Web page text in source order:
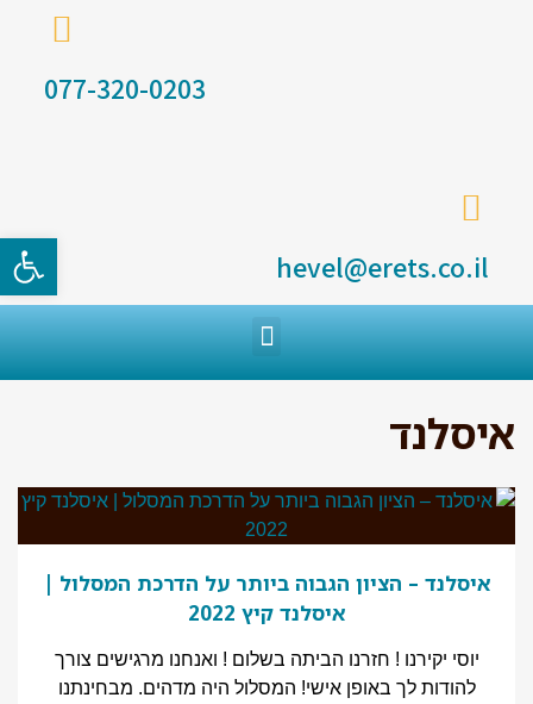
077-320-0203
hevel@erets.co.il
איסלנד
איסלנד – הציון הגבוה ביותר על הדרכת המסלול |
איסלנד קיץ 2022
יוסי יקירנו ! חזרנו הביתה בשלום ! ואנחנו מרגישים צורך
להודות לך באופן אישי! המסלול היה מדהים. מבחינתנו
פתח